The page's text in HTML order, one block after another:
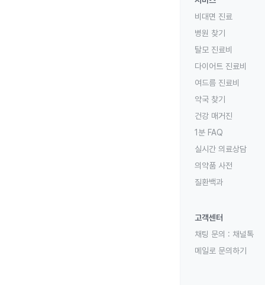
비대면 진료
병원 찾기
탈모 진료비
다이어트 진료비
여드름 진료비
약국 찾기
건강 매거진
1분 FAQ
실시간 의료상담
의약품 사전
질환백과
고객센터
채팅 문의 : 채널톡
메일로 문의하기